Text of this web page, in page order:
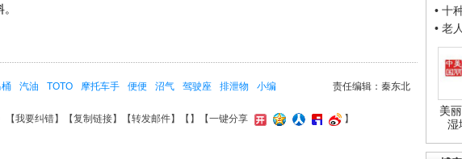
• 十
• 老
美
湿
责任编辑：秦东北
汽油 TOTO 摩托车手 便便 沼气 驾驶座 排泄物 小编
【我要纠错】【复制链接】【转发邮件】【 】 【一键分享 】